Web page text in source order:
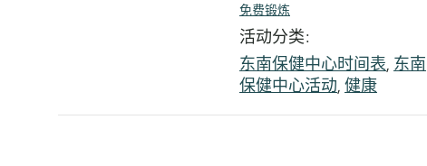
免费锻炼
活动分类:
东南保健中心时间表 东南
保健中心活动 健康